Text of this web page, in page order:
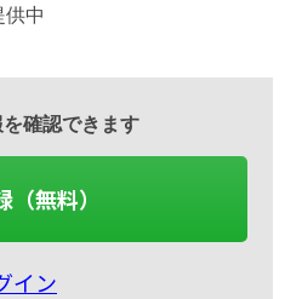
中
確認できます
無料）
イン